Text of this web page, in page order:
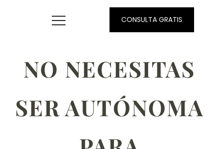
CONSULTA GRATIS
NO NECESITAS
SER AUTÓNOMA